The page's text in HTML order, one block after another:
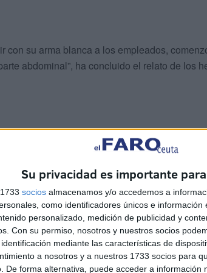
Su privacidad es importante
socios almacenamos y/o accedemos a
como identificadores únicos e
personalizado, medición de publicidad y
Con su permiso, nosotros y nuestros socios
mediante las características de
a nosotros y a nuestros 1733 socios para
De forma alternativa, puede acceder a información
con su arma blanca a los empleados,
abdominal”, ha concluido el relato de los
hacer recapacitar al Gobierno local sobre la
de seguridad en todas las